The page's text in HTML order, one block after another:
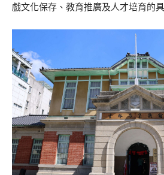
戲文化保存、教育推廣及人才培育的